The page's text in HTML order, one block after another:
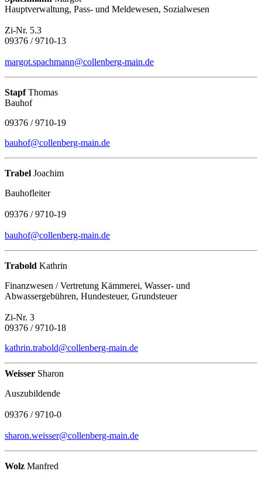
Hauptverwaltung, Pass- und Meldewesen, Sozialwesen
Zi-Nr. 5.3
09376 / 9710-13
margot.spachmann@collenberg-main.de
StapfThomas
Bauhof
09376 / 9710-19
bauhof@collenberg-main.de
Trabel Joachim
Bauhofleiter
09376 / 9710-19
bauhof@collenberg-main.de
Trabold Kathrin
Finanzwesen / Vertretung Kämmerei, Wasser- und
Abwassergebühren, Hundesteuer, Grundsteuer
Zi-Nr. 3
09376 / 9710-18
kathrin.trabold@collenberg-main.de
Weisser Sharon
Auszubildende
09376 / 9710-0
sharon.weisser@collenberg-main.de
Wolz Manfred